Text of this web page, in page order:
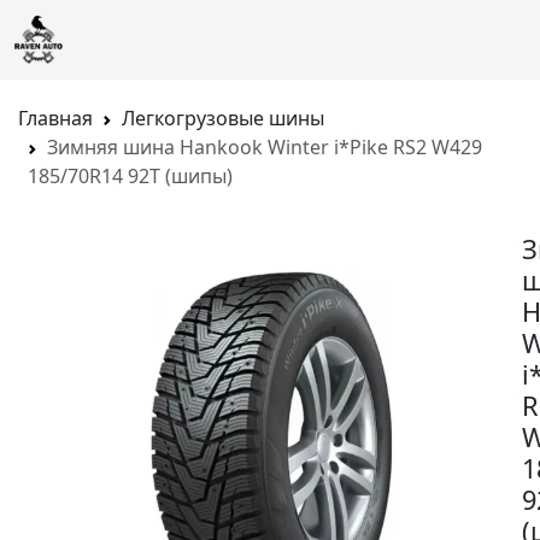
Главная
Легкогрузовые шины
Зимняя шина Hankook Winter i*Pike RS2 W429
185/70R14 92T (шипы)